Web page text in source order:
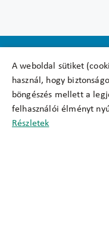
A weboldal sütiket
használ, hogy
böngészés mellett a
felhasználói élményt
Részletek